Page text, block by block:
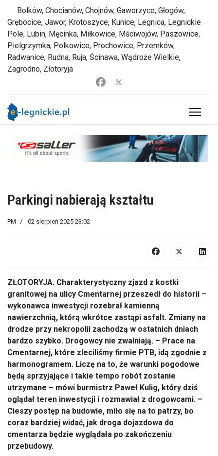
Bolków, Chocianów, Chojnów, Gaworzyce, Głogów,
Grębocice, Jawor, Krotoszyce, Kunice, Legnica, Legnickie
Pole, Lubin, Męcinka, Miłkowice, Mściwojów, Paszowice,
Pielgrzymka, Polkowice, Prochowice, Przemków,
Radwanice, Rudna, Ruja, Ścinawa, Wądroże Wielkie,
Zagrodno, Złotoryja
Parkingi nabierają kształtu
PM 02 sierpień 2025 23:02
ZŁOTORYJA. Charakterystyczny zjazd z kostki
granitowej na ulicy Cmentarnej przeszedł do historii –
wykonawca inwestycji rozebrał kamienną
nawierzchnią, którą wkrótce zastąpi asfalt. Zmiany na
drodze przy nekropolii zachodzą w ostatnich dniach
bardzo szybko. Drogowcy nie zwalniają. – Prace na
Cmentarnej, które zleciliśmy firmie PTB, idą zgodnie z
harmonogramem. Liczę na to, że warunki pogodowe
będą sprzyjające i takie tempo robót zostanie
utrzymane – mówi burmistrz Paweł Kulig, który dziś
oglądał teren inwestycji i rozmawiał z drogowcami. –
Cieszy postęp na budowie, miło się na to patrzy, bo
coraz bardziej widać, jak droga dojazdowa do
cmentarza będzie wyglądała po zakończeniu
przebudowy.